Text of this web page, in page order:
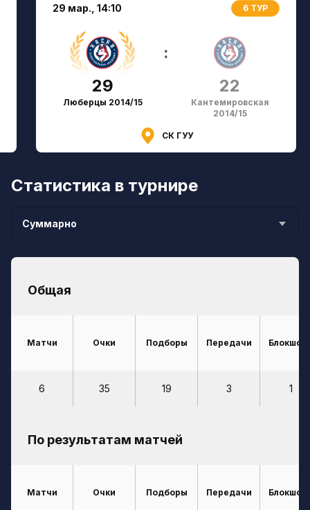
29 мар., 14:10 6 ТУР
29
Люберцы 2014/15
:
22
Кантемировская
2014/15
СК ГУУ
Статистика в турнире
Суммарно
Общая
Матчи Очки Подборы Передачи
6 35 19 3 1
По результатам матчей
Матчи Очки Подборы Передачи